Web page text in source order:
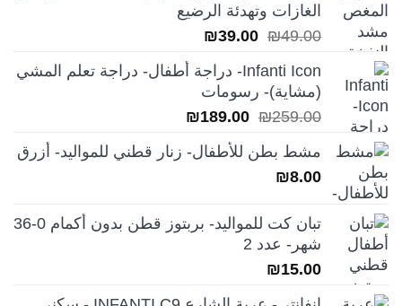
الغازات وتهدئة الرضيع
₪49.00
السعر
هو:
₪49.00.
₪39.00
هو:
₪39.00.
Infanti Icon- دراجة أطفال- دراجة تعلم المشي
(مشاية)- رسومات
₪259.00
السعر
هو:
₪189.00
هو:
مشط بطن للأطفال- زنار قطني للمواليد- أزرق
₪8.00
تبان كت للمواليد- بربتوز قطن بدون أكمام 0-36
شهر- عدد 2
₪15.00